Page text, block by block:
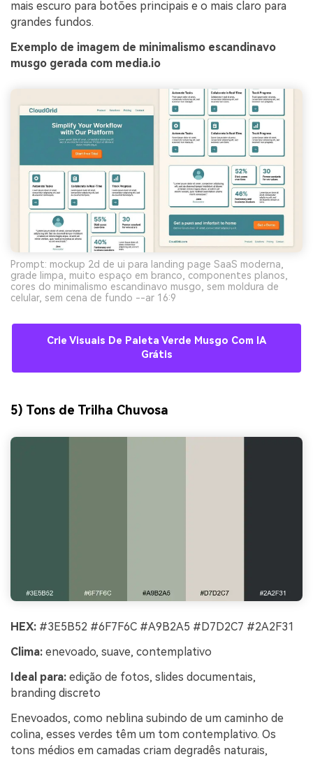
mais escuro para botões principais e o mais claro para
grandes fundos.
Exemplo de imagem de minimalismo escandinavo
musgo gerada com media.io
Prompt: mockup 2d de ui para landing page SaaS moderna,
grade limpa, muito espaço em branco, componentes planos,
cores do minimalismo escandinavo musgo, sem moldura de
celular, sem cena de fundo --ar 16:9
Crie Visuais De Paleta Verde Musgo Com IA
Grátis
5) Tons de Trilha Chuvosa
HEX: #3E5B52 #6F7F6C #A9B2A5 #D7D2C7 #2A2F31
Clima: enevoado, suave, contemplativo
Ideal para: edição de fotos, slides documentais,
branding discreto
Enevoados, como neblina subindo de um caminho de
colina, esses verdes têm um tom contemplativo. Os
tons médios em camadas criam degradês naturais,